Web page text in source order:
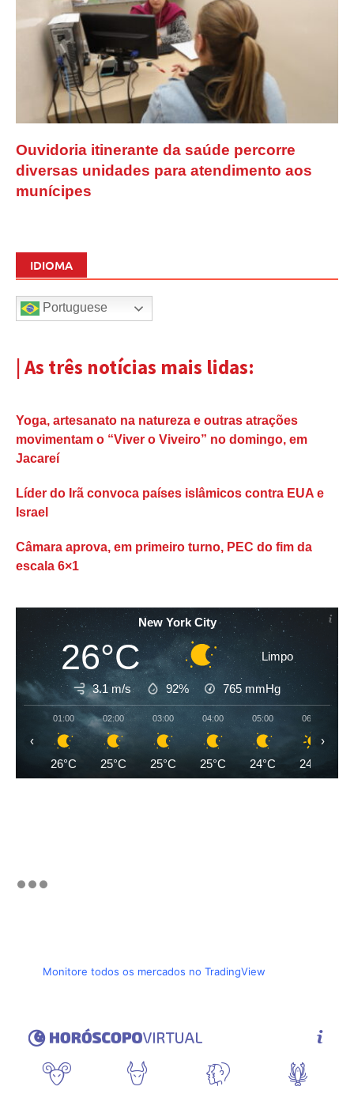
Ouvidoria itinerante da saúde percorre
diversas unidades para atendimento aos
munícipes
IDIOMA
Portuguese
| As três notícias mais lidas:
Yoga, artesanato na natureza e outras atrações
movimentam o “Viver o Viveiro” no domingo, em
Jacareí
Líder do Irã convoca países islâmicos contra EUA e
Israel
Câmara aprova, em primeiro turno, PEC do fim da
escala 6×1
New York City
26°C Limpo
3.1 m/s 92% 765 mmHg
01:00
26°C
02:00
25°C
03:00
25°C
04:00
25°C
05:00
24°C
06:00
24°C
‹ ›
Monitore todos os mercados no TradingView